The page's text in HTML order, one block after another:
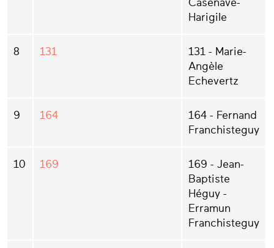
Casenave-
Harigile
8 131
131 - Marie-
Angèle
Echevertz
9 164
164 - Fernand
Franchisteguy
10 169
169 - Jean-
Baptiste
Héguy -
Erramun
Franchisteguy